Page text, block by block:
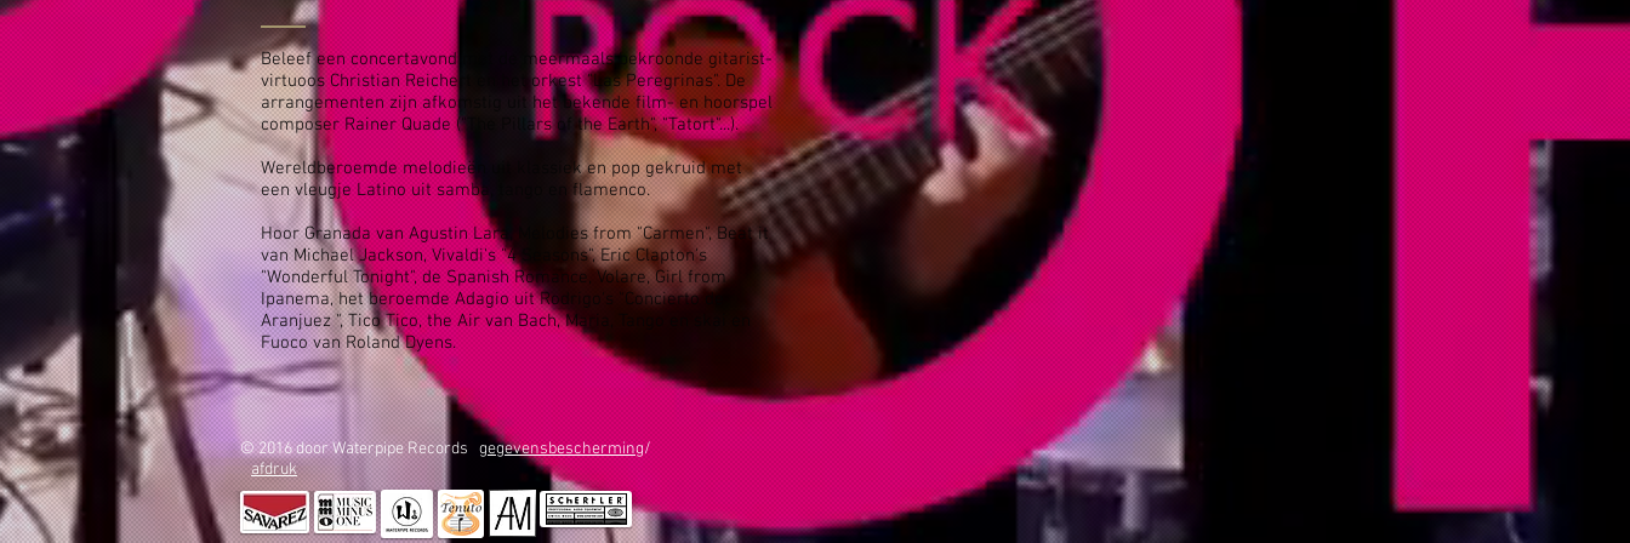
Beleef een concertavond met de meermaals bekroonde gitarist-
virtuoos Christian Reichert en het orkest "Las Peregrinas". De
arrangementen zijn afkomstig uit het bekende film- en hoorspel
composer Rainer Quade ("The Pillars of the Earth", "Tatort"...).
Wereldberoemde melodieën uit klassiek en pop gekruid met
een vleugje Latino uit samba, tango en flamenco.
Hoor Granada van Agustin Lara, Melodies from "Carmen", Beat it
van Michael Jackson, Vivaldi's "4 Seasons", Eric Clapton's
"Wonderful Tonight", de Spanish Romance, Volare, Girl from
Ipanema, het beroemde Adagio uit Rodrigo's "Concierto de
Aranjuez ", Tico Tico, the Air van Bach, Maria, Tango en skai en
Fuoco van Roland Dyens.
© 2016 door Waterpipe Records gegevensbescherming/
afdruk